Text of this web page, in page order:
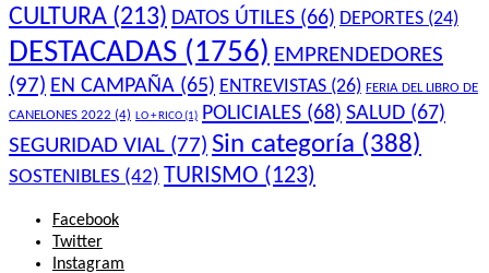
CULTURA (213) DATOS ÚTILES (66) DEPORTES (24)
DESTACADAS (1756) EMPRENDEDORES
(97) EN CAMPAÑA (65) ENTREVISTAS (26) FERIA DEL LIBRO DE
CANELONES 2022 (4) LO + RICO(1) POLICIALES (68) SALUD (67)
SEGURIDAD VIAL (77) Sin categoría (388)
SOSTENIBLES (42) TURISMO (123)
Facebook
Twitter
Instagram